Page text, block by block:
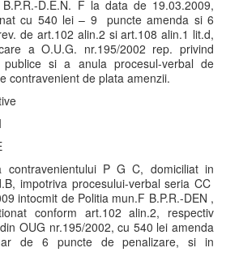
D.E.N. F la data de 19.03.2009,
cu 540 lei – 9 puncte amenda si 6
de art.102 alin.2 si art.108 alin.1 lit.d,
a O.U.G. nr.195/2002 rep. privind
si a anula procesul-verbal de
contravenient de plata amenzii.
contravenientului P G C, domiciliat in
impotriva procesului-verbal seria CC
intocmit de Politia mun.F B.P.R.-DEN ,
conform art.102 alin.2, respectiv
OUG nr.195/2002, cu 540 lei amenda
de 6 puncte de penalizare, si in